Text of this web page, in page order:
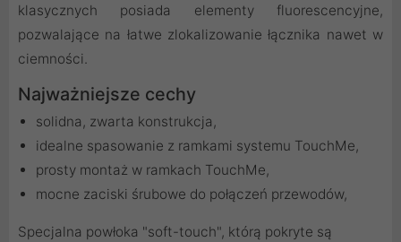
klasycznych posiada elementy fluorescencyjne,
pozwalające na łatwe zlokalizowanie łącznika nawet w
ciemności.
Najważniejsze cechy
solidna, zwarta konstrukcja,
idealne spasowanie z ramkami systemu TouchMe,
prosty montaż w ramkach TouchMe,
mocne zaciski śrubowe do połączeń przewodów,
Specjalna powłoka "soft-touch", którą pokryte są